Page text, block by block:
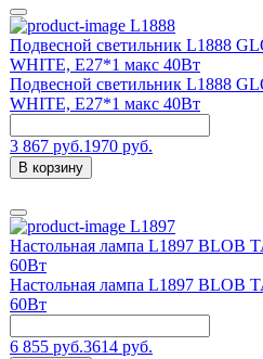
L1888
Подвесной светильник L1888
WHITE, Е27*1 макс 40Вт
Подвесной светильник L1888
WHITE, Е27*1 макс 40Вт
3 867 руб.1970 руб.
В корзину
L1897
Настольная лампа L1897 BLOB
60Вт
Настольная лампа L1897 BLOB
60Вт
6 855 руб.3614 руб.